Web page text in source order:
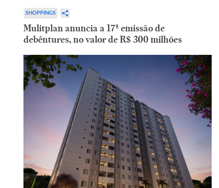
SHOPPINGS
Mulitplan anuncia a 17ª emissão de
debêntures, no valor de R$ 300 milhões